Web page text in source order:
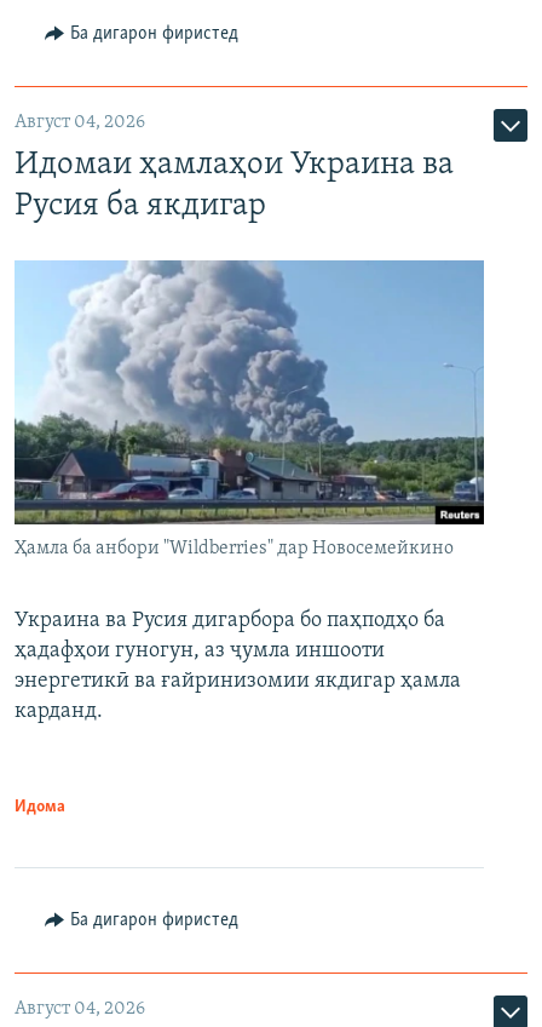
Ба дигарон фиристед
Август 04, 2026
Идомаи ҳамлаҳои Украина ва
Русия ба якдигар
Ҳамла ба анбори "Wildberries" дар Новосемейкино
Украина ва Русия дигарбора бо паҳподҳо ба
ҳадафҳои гуногун, аз ҷумла иншооти
энергетикӣ ва ғайринизомии якдигар ҳамла
карданд.
Идома
Ба дигарон фиристед
Август 04, 2026